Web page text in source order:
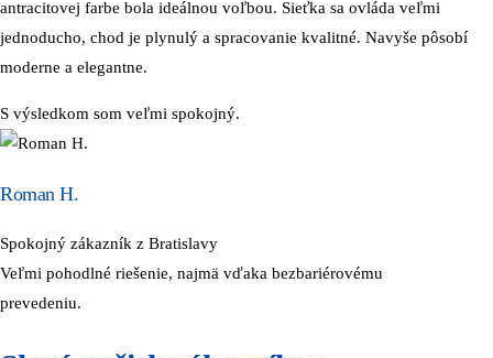
antracitovej farbe bola ideálnou voľbou. Sieťka sa ovláda veľmi
jednoducho, chod je plynulý a spracovanie kvalitné. Navyše pôsobí
moderne a elegantne.
S výsledkom som veľmi spokojný.
Roman H.
Spokojný zákazník z Bratislavy
Veľmi pohodlné riešenie, najmä vďaka bezbariérovému
prevedeniu.